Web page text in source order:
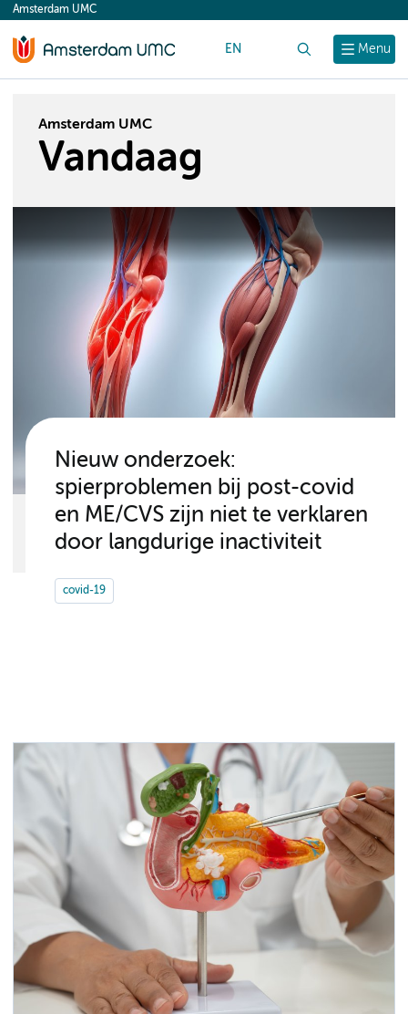
content
Menu
Amsterdam UMC
EN
Amsterdam UMC
Vandaag
Nieuw onderzoek:
spierproblemen bij post-covid
en ME/CVS zijn niet te verklaren
door langdurige inactiviteit
covid-19